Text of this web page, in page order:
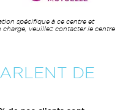
spécifique à ce centre et
charge, veuillez contacter le centre
DE